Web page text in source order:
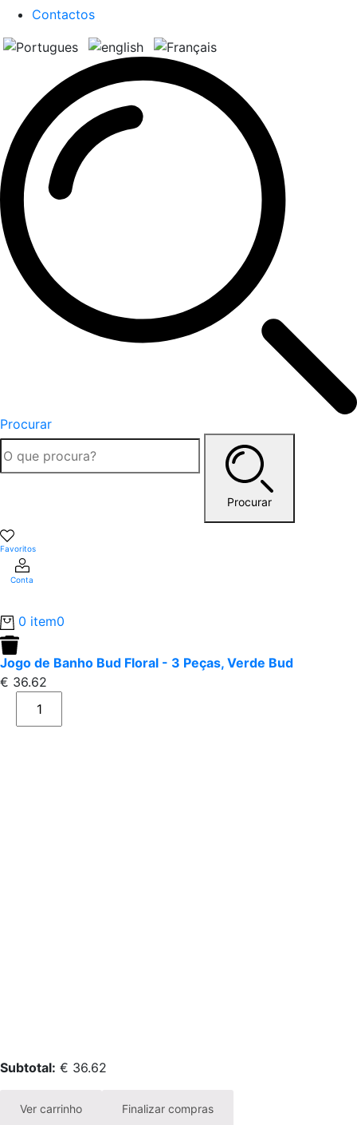
Contactos
Procurar
Procurar
Favoritos
Conta
0 item0
Jogo de Banho Bud Floral - 3 Peças, Verde Bud
€ 36.62
Subtotal: € 36.62
Ver carrinho Finalizar compras